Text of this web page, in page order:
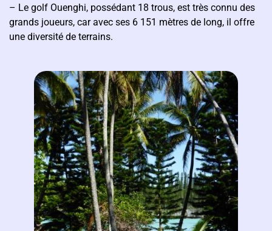
– Le golf Ouenghi, possédant 18 trous, est très connu des
grands joueurs, car avec ses 6 151 mètres de long, il offre
une diversité de terrains.